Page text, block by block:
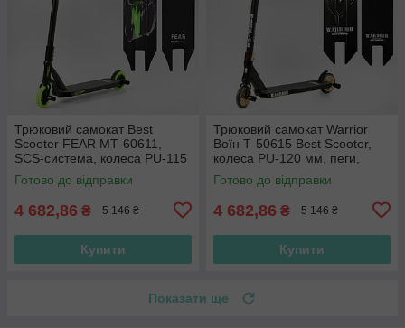
Трюковий самокат Best
Scooter FEAR МТ-60611,
SCS-система, колеса PU-115
мм, висота 85 см, з пегами
Готово до відправки
4 682,86 ₴ 5 146 ₴
Купити
Трюковий самокат Warrior
Воїн Т-50615 Best Scooter,
колеса PU-120 мм, пеги,
висота 85 см
Готово до відправки
4 682,86 ₴ 5 146 ₴
Купити
Показати ще